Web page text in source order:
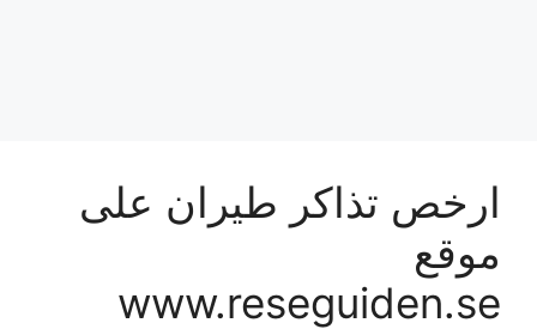
ارخص تذاكر طيران على
موقع
www.reseguiden.se